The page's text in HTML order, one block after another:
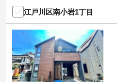
江戸川区南小岩1丁目